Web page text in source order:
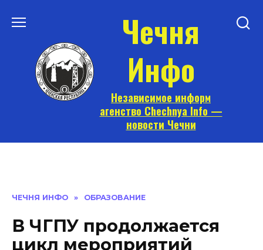
Чечня
Инфо
Независимое информ
агенство Chechnya Info —
новости Чечни
ЧЕЧНЯ ИНФО » ОБРАЗОВАНИЕ
В ЧГПУ продолжается
цикл мероприятий